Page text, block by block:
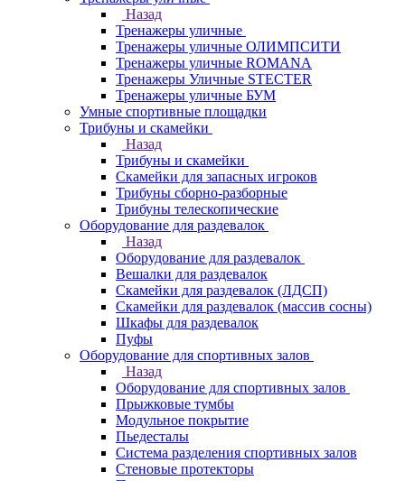
Назад
Тренажеры уличные
Тренажеры уличные ОЛИМПСИТИ
Тренажеры уличные ROMANA
Тренажеры Уличные STECTER
Тренажеры уличные БУМ
Умные спортивные площадки
Трибуны и скамейки
Назад
Трибуны и скамейки
Скамейки для запасных игроков
Трибуны сборно-разборные
Трибуны телескопические
Оборудование для раздевалок
Назад
Оборудование для раздевалок
Вешалки для раздевалок
Скамейки для раздевалок (ЛДСП)
Скамейки для раздевалок (массив сосны)
Шкафы для раздевалок
Пуфы
Оборудование для спортивных залов
Назад
Оборудование для спортивных залов
Прыжковые тумбы
Модульное покрытие
Пьедесталы
Система разделения спортивных залов
Стеновые протекторы